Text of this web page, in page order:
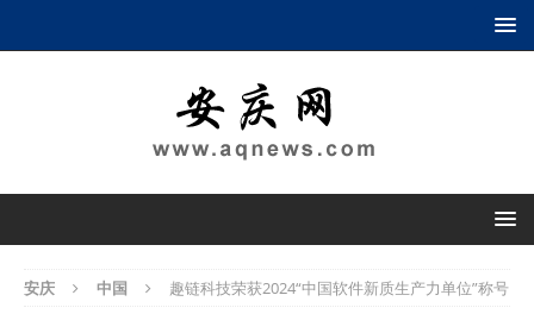
安庆 中国 趣链科技荣获2024“中国软件新质生产力单位”称号